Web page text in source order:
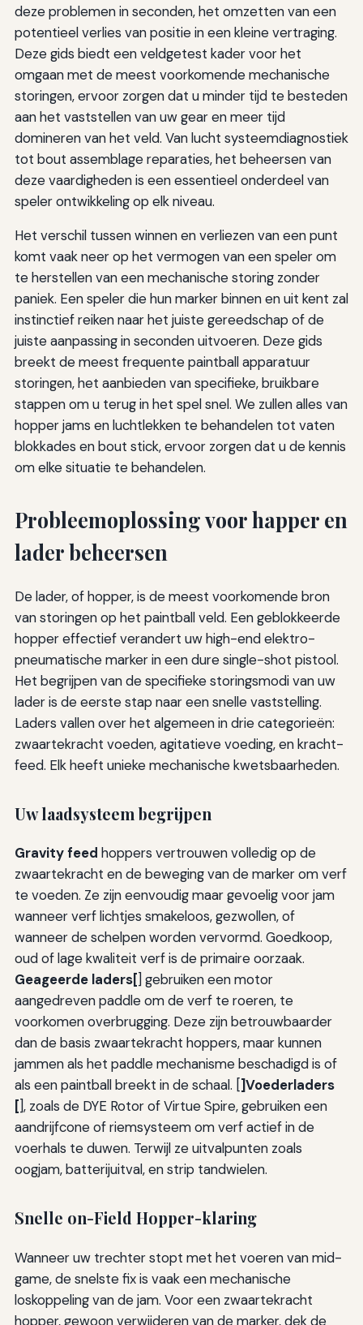
deze problemen in seconden, het omzetten van een
potentieel verlies van positie in een kleine vertraging.
Deze gids biedt een veldgetest kader voor het
omgaan met de meest voorkomende mechanische
storingen, ervoor zorgen dat u minder tijd te besteden
aan het vaststellen van uw gear en meer tijd
domineren van het veld. Van lucht systeemdiagnostiek
tot bout assemblage reparaties, het beheersen van
deze vaardigheden is een essentieel onderdeel van
speler ontwikkeling op elk niveau.
Het verschil tussen winnen en verliezen van een punt
komt vaak neer op het vermogen van een speler om
te herstellen van een mechanische storing zonder
paniek. Een speler die hun marker binnen en uit kent zal
instinctief reiken naar het juiste gereedschap of de
juiste aanpassing in seconden uitvoeren. Deze gids
breekt de meest frequente paintball apparatuur
storingen, het aanbieden van specifieke, bruikbare
stappen om u terug in het spel snel. We zullen alles van
hopper jams en luchtlekken te behandelen tot vaten
blokkades en bout stick, ervoor zorgen dat u de kennis
om elke situatie te behandelen.
Probleemoplossing voor happer en
lader beheersen
De lader, of hopper, is de meest voorkomende bron
van storingen op het paintball veld. Een geblokkeerde
hopper effectief verandert uw high-end elektro-
pneumatische marker in een dure single-shot pistool.
Het begrijpen van de specifieke storingsmodi van uw
lader is de eerste stap naar een snelle vaststelling.
Laders vallen over het algemeen in drie categorieën:
zwaartekracht voeden, agitatieve voeding, en kracht-
feed. Elk heeft unieke mechanische kwetsbaarheden.
Uw laadsysteem begrijpen
Gravity feed hoppers vertrouwen volledig op de
zwaartekracht en de beweging van de marker om verf
te voeden. Ze zijn eenvoudig maar gevoelig voor jam
wanneer verf lichtjes smakeloos, gezwollen, of
wanneer de schelpen worden vervormd. Goedkoop,
oud of lage kwaliteit verf is de primaire oorzaak.
Geageerde laders[] gebruiken een motor
aangedreven paddle om de verf te roeren, te
voorkomen overbrugging. Deze zijn betrouwbaarder
dan de basis zwaartekracht hoppers, maar kunnen
jammen als het paddle mechanisme beschadigd is of
als een paintball breekt in de schaal. []Voederladers
[], zoals de DYE Rotor of Virtue Spire, gebruiken een
aandrijfcone of riemsysteem om verf actief in de
voerhals te duwen. Terwijl ze uitvalpunten zoals
oogjam, batterijuitval, en strip tandwielen.
Snelle on-Field Hopper-klaring
Wanneer uw trechter stopt met het voeren van mid-
game, de snelste fix is vaak een mechanische
loskoppeling van de jam. Voor een zwaartekracht
hopper, gewoon verwijderen van de marker, dek de